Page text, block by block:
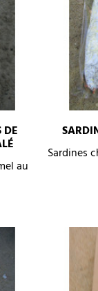
au
Sardines
–